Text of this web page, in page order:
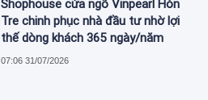
Shophouse cửa ngõ Vinpearl Hòn
Tre chinh phục nhà đầu tư nhờ lợi
thế dòng khách 365 ngày/năm
07:06 31/07/2026